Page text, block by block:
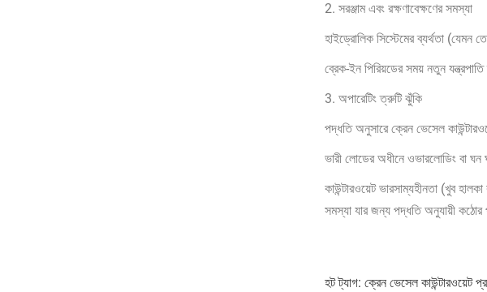
2. সরঞ্জাম এবং রক্ষণাবেক্ষণের সমস্যা
হাইড্রোলিক সিস্টেমের ব্যর্থতা (যেমন
ব্রেক-ইন পিরিয়ডের সময় নতুন
3. অপারেটিং ত্রুটি ঝুঁকি
পদ্ধতি অনুসারে ক্রেন ভেসেল
ভারী লোডের অধীনে ওভারলোডিং বা ঘন
কাউন্টারওয়েট ভারসাম্যহীনতা (খুব
সমস্যা যার জন্য পদ্ধতি অনুযায়ী কঠোর
হট ট্যাগ: ক্রেন ভেসেল কাউন্টারওয়েট